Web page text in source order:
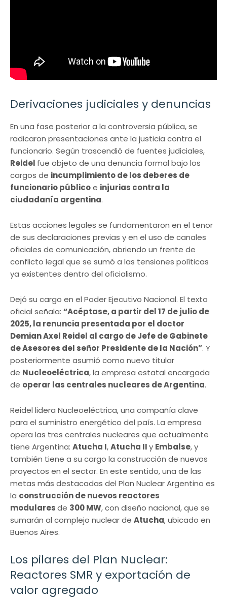
Derivaciones judiciales y denuncias
En una fase posterior a la controversia pública, se
radicaron presentaciones ante la justicia contra el
funcionario. Según trascendió de fuentes judiciales,
Reidel fue objeto de una denuncia formal bajo los
cargos de incumplimiento de los deberes de
funcionario públicoe injurias contra la
ciudadanía argentina.
Estas acciones legales se fundamentaron en el tenor
de sus declaraciones previas y en el uso de canales
oficiales de comunicación, abriendo un frente de
conflicto legal que se sumó a las tensiones políticas
ya existentes dentro del oficialismo.
Dejó su cargo en el Poder Ejecutivo Nacional. El texto
oficial señala: “Acéptase, a partir del 17 de julio de
2025, la renuncia presentada por el doctor
Demian Axel Reidel al cargo de Jefe de Gabinete
de Asesores del señor Presidente de la Nación”. Y
posteriormente asumió como nuevo titular
de Nucleoeléctrica, la empresa estatal encargada
de operar las centrales nucleares de Argentina.
Reidel lidera Nucleoeléctrica, una compañía clave
para el suministro energético del país. La empresa
opera las tres centrales nucleares que actualmente
tiene Argentina: Atucha I,Atucha IIy Embalse, y
también tiene a su cargo la construcción de nuevos
proyectos en el sector. En este sentido, una de las
metas más destacadas del Plan Nuclear Argentino es
la construcción de nuevos reactores
modularesde 300 MW, con diseño nacional, que se
sumarán al complejo nuclear de Atucha, ubicado en
Buenos Aires.
Los pilares del Plan Nuclear:
Reactores SMR y exportación de
valor agregado